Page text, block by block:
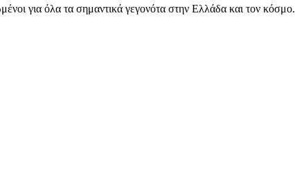
για όλα τα σημαντικά γεγονότα στην Ελλάδα και τον κόσμο.